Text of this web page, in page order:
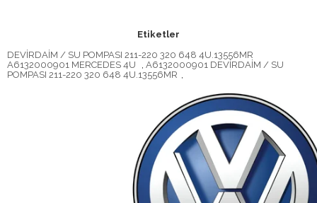
Etiketler
DEVİRDAİM / SU POMPASI 211-220 320 648 4U.13556MR
A6132000901 MERCEDES 4U
, A6132000901 DEVİRDAİM / SU
POMPASI 211-220 320 648 4U.13556MR ,